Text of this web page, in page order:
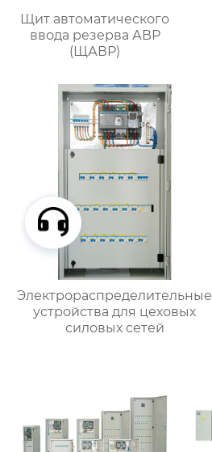
Щит автоматического
ввода резерва АВР
(ЩАВР)
Электрораспределительные
устройства для цеховых
силовых сетей